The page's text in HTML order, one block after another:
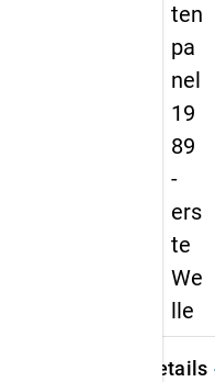
ten
pa
nel
19
89
-
ers
te
We
lle
Details